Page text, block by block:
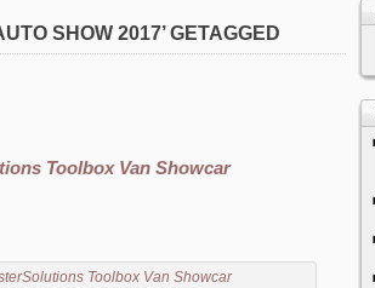
SHOW 2017’ GETAGGED
Toolbox Van Showcar